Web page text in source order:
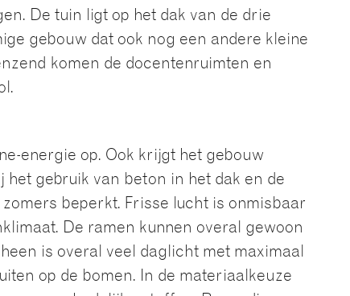
De tuin ligt op het dak van de drie
gebouw dat ook nog een andere kleine
komen de docentenruimten en
energie op. Ook krijgt het gebouw
het gebruik van beton in het dak en de
beperkt. Frisse lucht is onmisbaar
De ramen kunnen overal gewoon
is overal veel daglicht met maximaal
op de bomen. In de materiaalkeuze